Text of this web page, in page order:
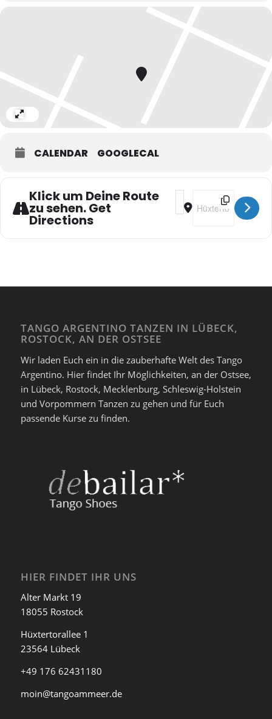
CALENDAR GOOGLECAL
Klick um Deine Route
zu sehen. Get
Directions
Address - Rafael
Destination
TANGO ARGENTINO TANZEN IN LÜBECK,
ROSTOCK, AN DER OSTSEE
Wir laden Euch ein in die zauberhafte Welt des Tango
Argentino. Hier findet Ihr Möglichkeiten, an der Ostsee,
in Lübeck, Rostock, Mecklenburg, Schleswig-Holstein
und Vorpommern Tanzen zu gehen und für Euch
passende Kurse zu finden.
HIER FINDET IHR UNS
Alter Markt 19
18055 Rostock
Hüxtertorallee 1
23564 Lübeck
+49 176 62431180
moin@tangoammeer.de